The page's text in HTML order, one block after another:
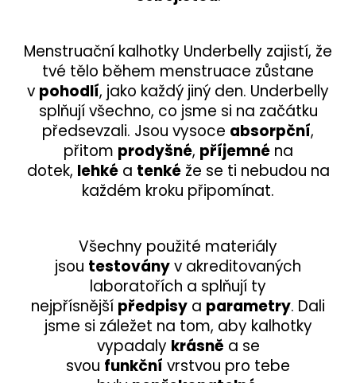
Menstruační kalhotky Underbelly zajistí, že
tvé tělo během menstruace zůstane
v pohodlí, jako každý jiný den. Underbelly
splňují všechno, co jsme si na začátku
předsevzali. Jsou vysoce absorpční,
přitom prodyšné, příjemnéna
dotek, lehkéa tenkéže se ti nebudou na
každém kroku připomínat.
Všechny použité materiály
jsou testoványv akreditovaných
laboratořích a splňují ty
nejpřísnější předpisy a parametry. Dali
jsme si záležet na tom, aby kalhotky
vypadaly krásně a se
svou funkční vrstvou pro tebe